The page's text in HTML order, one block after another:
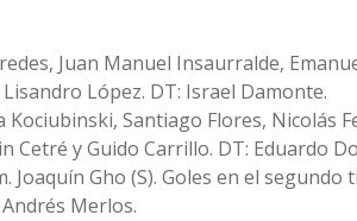
Juan Manuel Insaurralde,
López. DT: Israel Damonte.
Santiago Flores, Nicolás
Cetré y Guido Carrillo. DT: Eduardo
Joaquín Gho (S). Goles en el segundo
Merlos.